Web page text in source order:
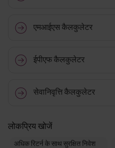
एमआईएस कैलकुलेटर
ईपीएफ कैलकुलेटर
सेवानिवृत्ति कैलकुलेटर
लोकप्रिय खोजें
अधिक रिटर्न के साथ सुरक्षित निवेश